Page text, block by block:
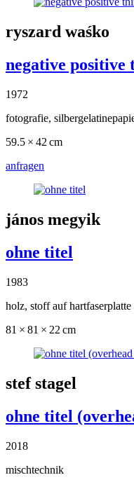
ryszard waśko
negative positive
1972
fotografie,
59.5 × 42 cm
anfragen
jános megyik
ohne titel
1983
holz, stoff auf hartfaserplatte
81 × 81 × 22 cm
stef stagel
ohne titel
2018
mischtechnik